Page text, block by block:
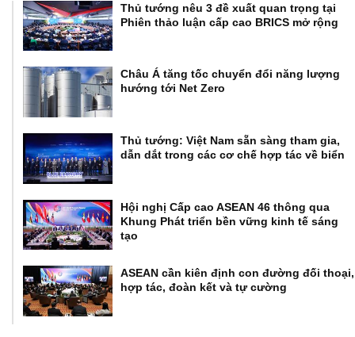
Thủ tướng nêu 3 đề xuất quan trọng tại
Phiên thảo luận cấp cao BRICS mở rộng
Châu Á tăng tốc chuyển đổi năng lượng
hướng tới Net Zero
Thủ tướng: Việt Nam sẵn sàng tham gia,
dẫn dắt trong các cơ chế hợp tác về biển
Hội nghị Cấp cao ASEAN 46 thông qua
Khung Phát triển bền vững kinh tế sáng
tạo
ASEAN cần kiên định con đường đối thoại,
hợp tác, đoàn kết và tự cường